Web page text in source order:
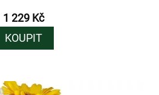
1 229 Kč
KOUPIT